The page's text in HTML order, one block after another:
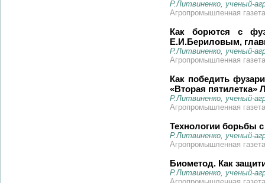
Р.Литвиненко, ученый-
Агропромышленная
Как борются с
Е.И.Бериловым,
Р.Литвиненко, ученый-
Агропромышленная
Как победить
«Вторая пятилетка»
Р.Литвиненко, ученый-
Агропромышленная
Технологии борьбы
Р.Литвиненко, ученый-
Агропромышленная
Биометод. Как
Р.Литвиненко, ученый-